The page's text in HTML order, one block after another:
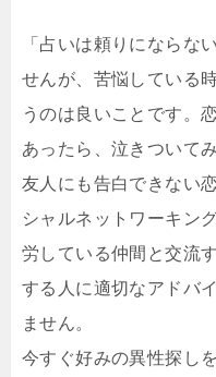
「占いは頼りにならな
せんが、苦悩している
うのは良いことです。
あったら、泣きついて
友人にも告白できない
シャルネットワーキン
労している仲間と交流
する人に適切なアドバ
ません。
今すぐ好みの異性探し